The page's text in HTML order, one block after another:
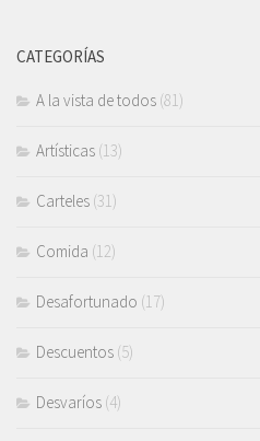
CATEGORÍAS
A la vista de todos (81)
Artísticas (13)
Carteles (31)
Comida (12)
Desafortunado (17)
Descuentos (5)
Desvaríos (4)